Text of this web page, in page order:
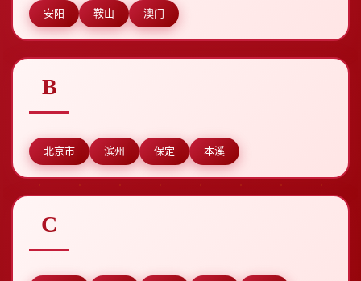
安阳 鞍山 澳门
B
北京市 滨州 保定 本溪
C